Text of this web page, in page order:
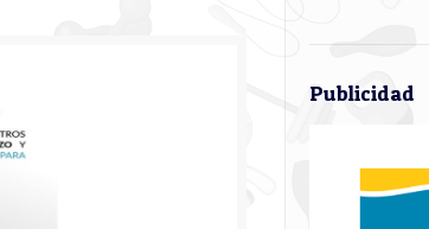
Publicidad